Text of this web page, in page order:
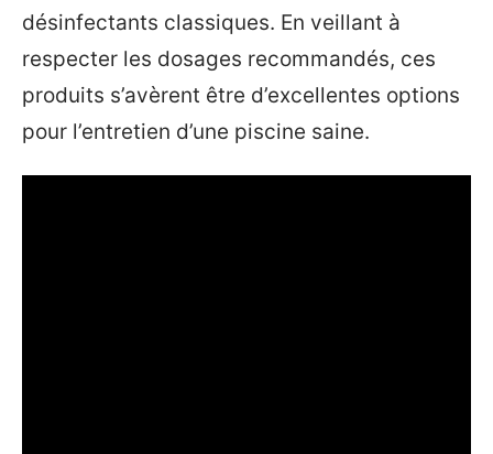
désinfectants classiques. En veillant à
respecter les dosages recommandés, ces
produits s’avèrent être d’excellentes options
pour l’entretien d’une piscine saine.